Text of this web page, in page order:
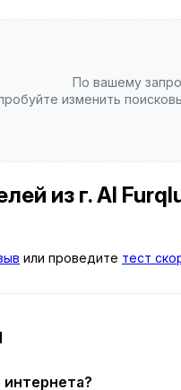
По вашему
изменить
из г. Al
или проведите тест